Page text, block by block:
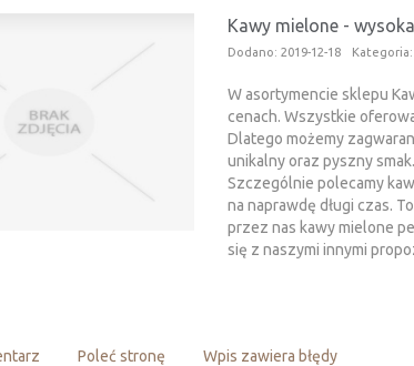
Kawy mielone -
Dodano: 2019-12-18
W asortymencie sklepu
cenach. Wszystkie
Dlatego możemy
unikalny oraz pyszny
Szczególnie polecamy
na naprawdę długi czas.
przez nas kawy mielone
się z naszymi innymi
Poleć stronę Wpis zawiera błędy